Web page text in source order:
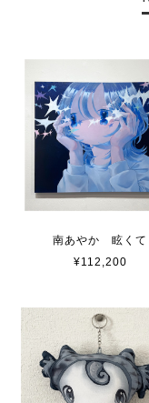
南あやか 眩くて
¥112,200